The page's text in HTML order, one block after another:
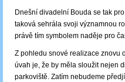
Dnešní divadelní Bouda se tak
taková sehrála svoji významnou
právě tím symbolem naděje pro
Z pohledu snové realizace znovu
úvah je, že by měla sloužit nejen
parkoviště. Zatím nebudeme